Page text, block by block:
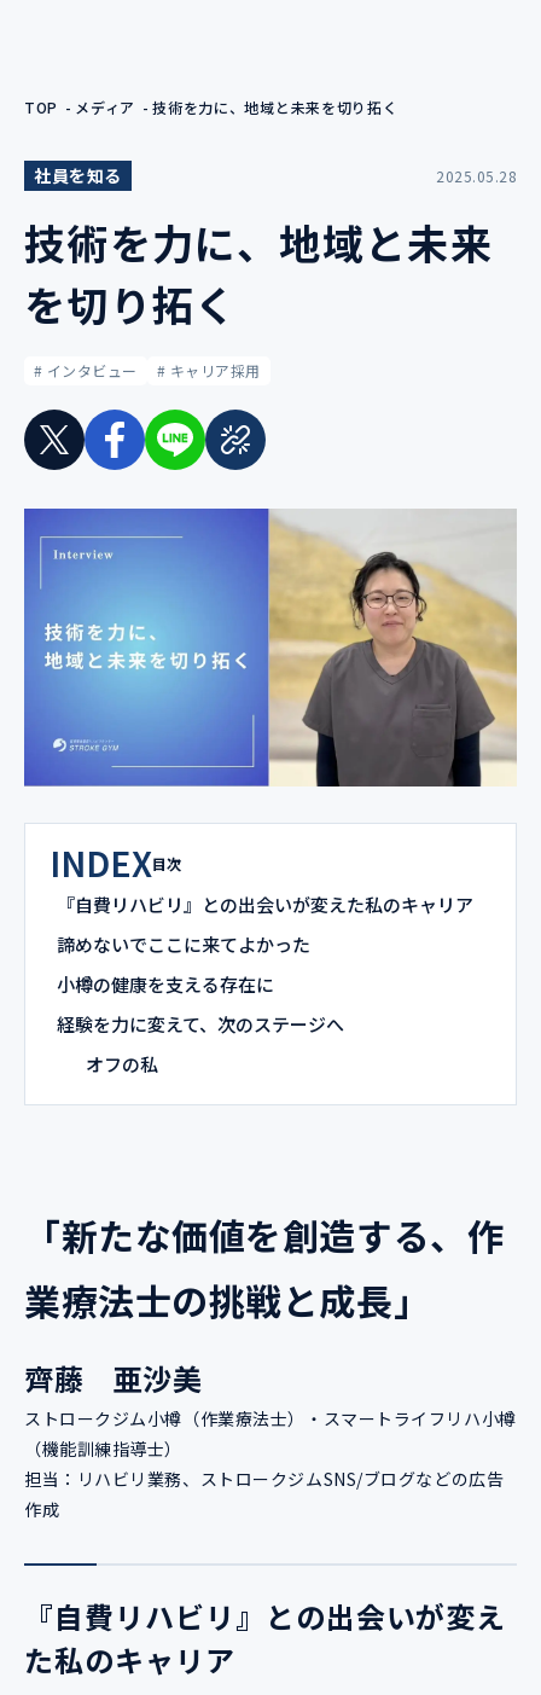
TOP メディア 技術を力に、地域と未来を切り拓く
社員を知る 2025.05.28
技術を力に、地域と未来
を切り拓く
# インタビュー # キャリア採用
INDEX目次
『自費リハビリ』との出会いが変えた私のキャリア
諦めないでここに来てよかった
小樽の健康を支える存在に
経験を力に変えて、次のステージへ
オフの私
「新たな価値を創造する、作
業療法士の挑戦と成長 」
齊藤 亜沙美
ストロークジム小樽（作業療法士）・スマートライフリハ小樽
（機能訓練指導士）
担当：リハビリ業務、ストロークジムSNS/ブログなどの広告
作成
『自費リハビリ』との出会いが変え
た私のキャリア